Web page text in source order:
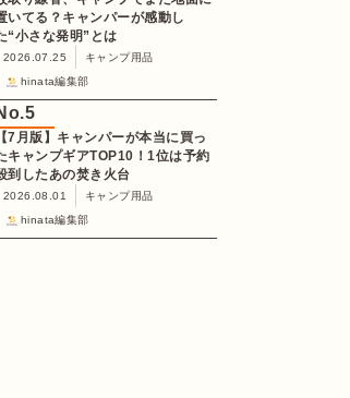
いてる？キャンパーが感動し
“小さな発明”とは
2026.07.25
キャンプ用品
hinata編集部
5
【7月版】キャンパーが本当に買っ
キャンプギアTOP10！1位は予約
到したあの焚き火台
2026.08.01
キャンプ用品
hinata編集部